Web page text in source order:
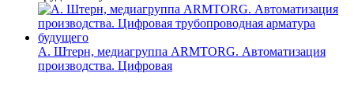
А. Штерн, медиагруппа ARMTORG. Автоматизация
производства. Цифровая